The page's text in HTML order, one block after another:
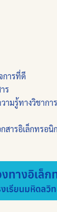
การที่ดี
ร
ามรู้ทางวิชากา
สารอิเล็กทรอ